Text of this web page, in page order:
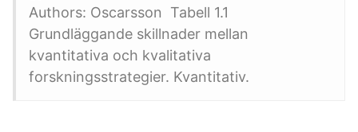
Authors: Oscarsson Tabell 1.1
Grundläggande skillnader mellan
kvantitativa och kvalitativa
forskningsstrategier. Kvantitativ.